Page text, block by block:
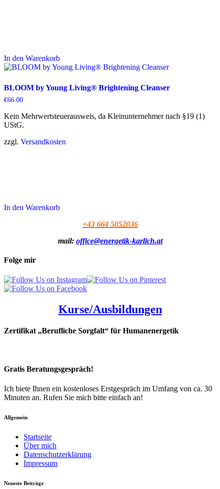
In den Warenkorb
BLOOM by Young Living® Brightening Cleanser
€66.00
Kein Mehrwertsteuerausweis, da Kleinunternehmer nach §19 (1)
UStG.
zzgl. Versandkosten
In den Warenkorb
+43 664 5052036
mail: office@energetik-karlich.at
Folge mir
Kurse/Ausbildungen
Zertifikat „Berufliche Sorgfalt“ für Humanenergetik
Gratis Beratungsgespräch!
Ich biete Ihnen ein kostenloses Erstgespräch im Umfang von ca. 30
Minuten an. Rufen Sie mich bitte einfach an!
Allgemein
Startseite
Über mich
Datenschutzerklärung
Impressum
Neueste Beiträge